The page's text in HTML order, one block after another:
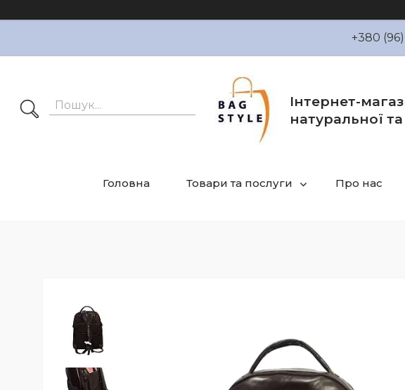
+380
Інтернет-
натуральної
Головна Товари та послуги Про нас